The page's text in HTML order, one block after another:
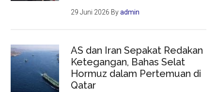
29 Juni 2026 Byadmin
AS dan Iran Sepakat Redakan
Ketegangan, Bahas Selat
Hormuz dalam Pertemuan di
Qatar